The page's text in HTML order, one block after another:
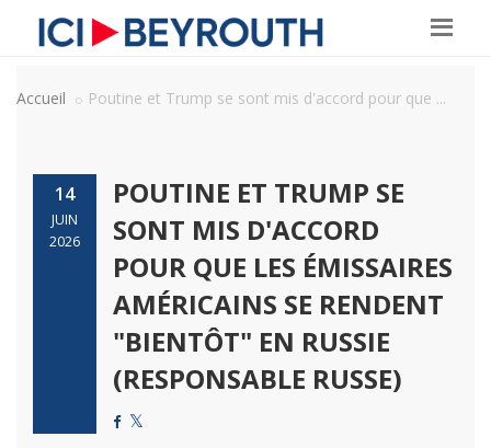
Accueil Poutine et Trump se sont mis d'accord pour que ...
14
JUIN
2026
POUTINE ET TRUMP SE
SONT MIS D'ACCORD
POUR QUE LES ÉMISSAIRES
AMÉRICAINS SE RENDENT
"BIENTÔT" EN RUSSIE
(RESPONSABLE RUSSE)